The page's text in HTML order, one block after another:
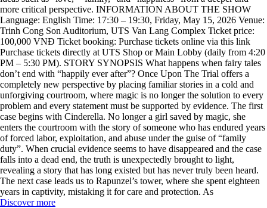
more critical perspective. INFORMATION ABOUT THE SHOW
Language: English Time: 17:30 – 19:30, Friday, May 15, 2026 Venue:
Trinh Cong Son Auditorium, UTS Van Lang Complex Ticket price:
100,000 VNĐ Ticket booking: Purchase tickets online via this link
Purchase tickets directly at UTS Shop or Main Lobby (daily from 4:20
PM – 5:30 PM). STORY SYNOPSIS What happens when fairy tales
don’t end with “happily ever after”? Once Upon The Trial offers a
completely new perspective by placing familiar stories in a cold and
unforgiving courtroom, where magic is no longer the solution to every
problem and every statement must be supported by evidence. The first
case begins with Cinderella. No longer a girl saved by magic, she
enters the courtroom with the story of someone who has endured years
of forced labor, exploitation, and abuse under the guise of “family
duty”. When crucial evidence seems to have disappeared and the case
falls into a dead end, the truth is unexpectedly brought to light,
revealing a story that has long existed but has never truly been heard.
The next case leads us to Rapunzel’s tower, where she spent eighteen
years in captivity, mistaking it for care and protection. As
Discover more